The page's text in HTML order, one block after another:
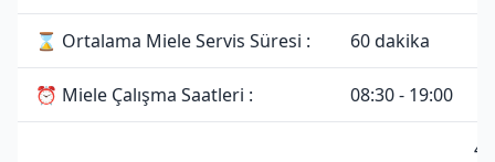
⌛ Ortalama Miele Servis Süresi : 60 dakika
⏰ Miele Çalışma Saatleri : 08:30 - 19:00